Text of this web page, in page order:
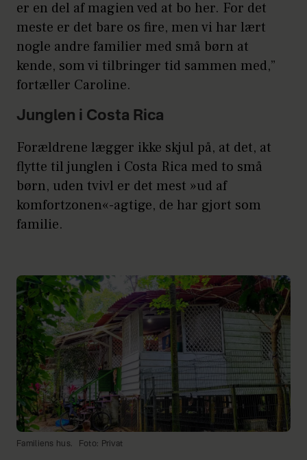
er en del af magien ved at bo her. For det
meste er det bare os fire, men vi har lært
nogle andre familier med små børn at
kende, som vi tilbringer tid sammen med,”
fortæller Caroline.
Junglen i Costa Rica
Forældrene lægger ikke skjul på, at det, at
flytte til junglen i Costa Rica med to små
børn, uden tvivl er det mest »ud af
komfortzonen«-agtige, de har gjort som
familie.
Familiens hus. Foto: Privat